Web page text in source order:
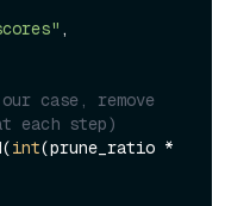
,
case, remove
each step)
int